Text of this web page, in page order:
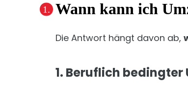
Wann kann ich
Die Antwort hängt davon ab,
1. Beruflich bedingter